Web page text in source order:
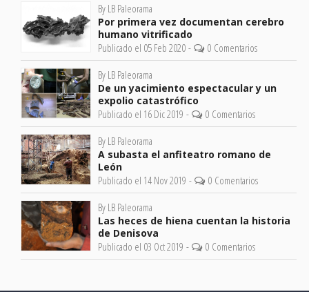
By LB Paleorama
Por primera vez documentan cerebro
humano vitrificado
Publicado el 05 Feb 2020 -
0 Comentarios
By LB Paleorama
De un yacimiento espectacular y un
expolio catastrófico
Publicado el 16 Dic 2019 -
0 Comentarios
By LB Paleorama
A subasta el anfiteatro romano de
León
Publicado el 14 Nov 2019 -
0 Comentarios
By LB Paleorama
Las heces de hiena cuentan la historia
de Denisova
Publicado el 03 Oct 2019 - 0 Comentarios